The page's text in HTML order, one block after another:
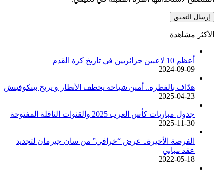
الأكثر مشاهدة
أعظم 10 لاعبين جزائريين في تاريخ كرة القدم
2024-09-09
هدّاف بالفطرة.. أمين شياخة يخطف الأنظار و يريح بيتكوفيتش
2025-04-23
جدول مباريات كأس العرب 2025 والقنوات الناقلة المفتوحة
2025-11-30
الفرصة الأخيرة.. عرض “خرافي” من سان جيرمان لتجديد
عقد مبابي
2022-05-18